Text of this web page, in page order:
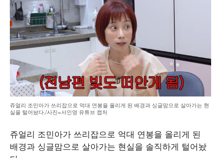
쥬얼리 조민아가 쓰리잡으로 억대 연봉을 올리게 된 배경과 싱글맘으로 살아가는 현
실을 털어놨다./사진=서인영 유튜브 캡처
쥬얼리 조민아가 쓰리잡으로 억대 연봉을 올리게 된
배경과 싱글맘으로 살아가는 현실을 솔직하게 털어놨